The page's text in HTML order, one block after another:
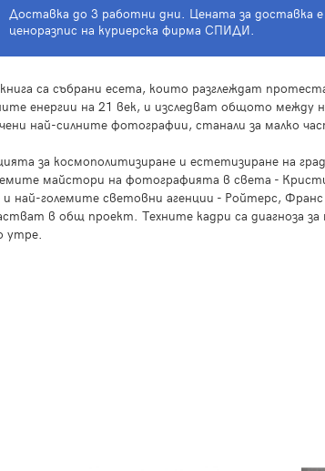
Доставка до 3 работни дни. Цената за доставка е
ценоразпис на куриерска фирма СПИДИ.
са събрани есета, които разглеждат
енергии на 21 век, и изследват общото между
най-силните фотографии, станали за малко
за космополитизиране и естетизиране на
майстори на фотографията в света -
и най-големите световни агенции - Ройтерс,
в общ проект. Техните кадри са диагноза
утре.